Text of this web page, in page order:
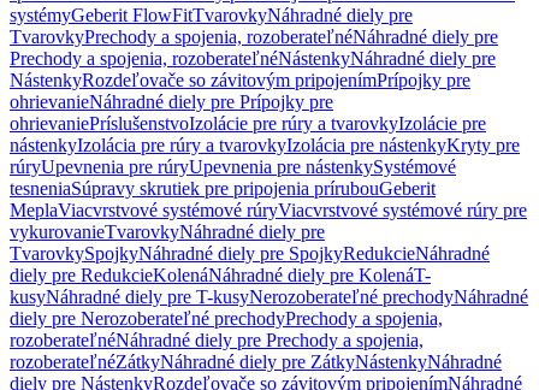
systémyGeberit FlowFitTvarovkyNáhradné diely pre
TvarovkyPrechody a spojenia, rozoberateľnéNáhradné diely pre
Prechody a spojenia, rozoberateľnéNástenkyNáhradné diely pre
NástenkyRozdeľovače so závitovým pripojenímPrípojky pre
ohrievanieNáhradné diely pre Prípojky pre
ohrievaniePríslušenstvoIzolácie pre rúry a tvarovkyIzolácie pre
nástenkyIzolácia pre rúry a tvarovkyIzolácia pre nástenkyKryty pre
rúryUpevnenia pre rúryUpevnenia pre nástenkySystémové
tesneniaSúpravy skrutiek pre pripojenia prírubouGeberit
MeplaViacvrstvové systémové rúryViacvrstvové systémové rúry pre
vykurovanieTvarovkyNáhradné diely pre
TvarovkySpojkyNáhradné diely pre SpojkyRedukcieNáhradné
diely pre RedukcieKolenáNáhradné diely pre KolenáT-
kusyNáhradné diely pre T-kusyNerozoberateľné prechodyNáhradné
diely pre Nerozoberateľné prechodyPrechody a spojenia,
rozoberateľnéNáhradné diely pre Prechody a spojenia,
rozoberateľnéZátkyNáhradné diely pre ZátkyNástenkyNáhradné
diely pre NástenkyRozdeľovače so závitovým pripojenímNáhradné